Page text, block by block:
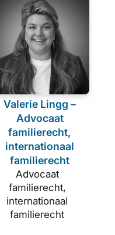
Valerie Lingg –
Advocaat
familierecht,
internationaal
familierecht
Advocaat
familierecht,
internationaal
familierecht